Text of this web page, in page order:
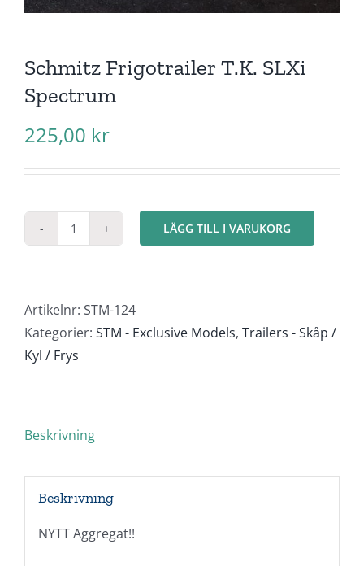
Schmitz Frigotrailer T.K. SLXi
Spectrum
225,00 kr
Schmitz
SLXi
Spectrum
mängd
LÄGG TILL I VARUKORG
Artikelnr: STM-124
Kategorier: STM - Exclusive Models, Trailers - Skåp /
Kyl / Frys
Beskrivning
Beskrivning
NYTT Aggregat!!